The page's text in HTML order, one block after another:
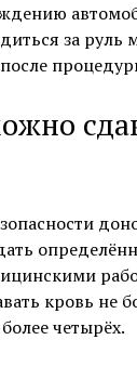
за руль
кровь не
четырёх.